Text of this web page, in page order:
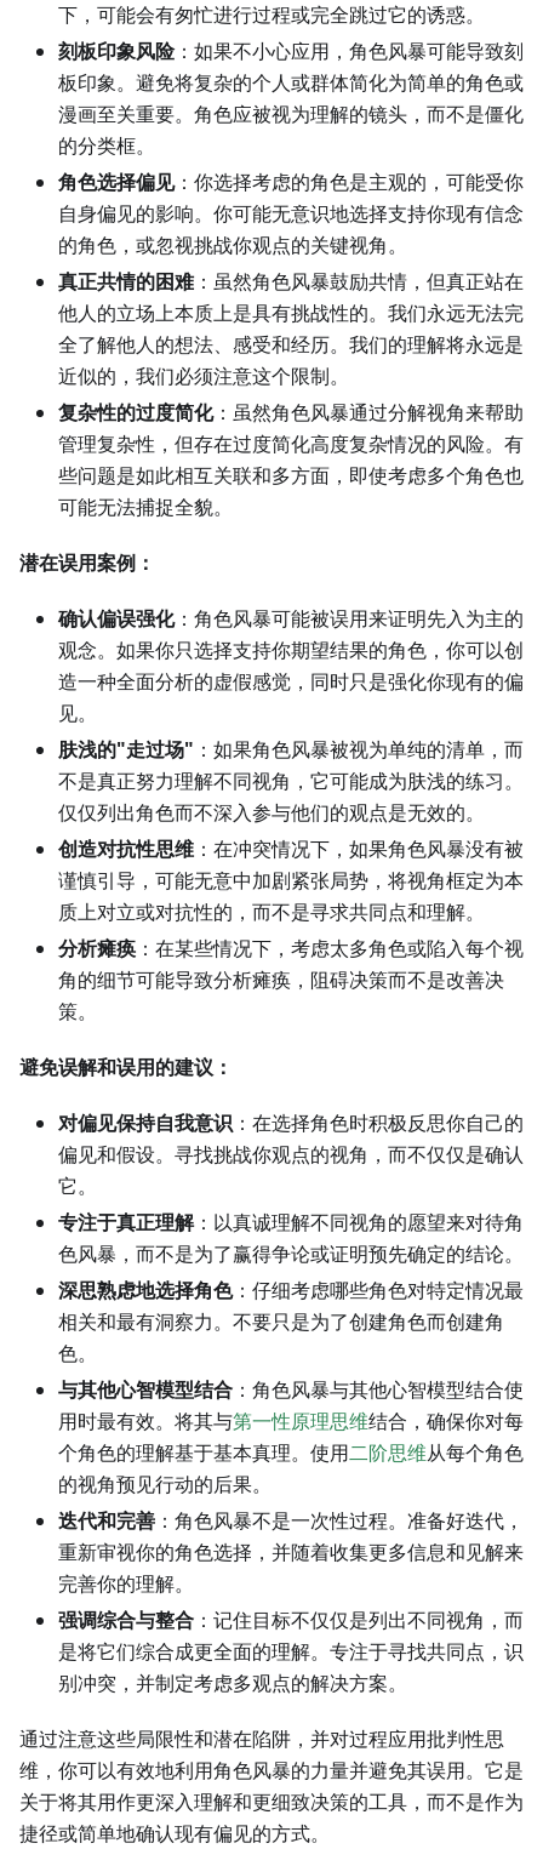
下，可能会有匆忙进行过程或完全跳过它的诱惑。
刻板印象风险：如果不小心应用，角色风暴可能导致刻
板印象。避免将复杂的个人或群体简化为简单的角色或
漫画至关重要。角色应被视为理解的镜头，而不是僵化
的分类框。
角色选择偏见：你选择考虑的角色是主观的，可能受你
自身偏见的影响。你可能无意识地选择支持你现有信念
的角色，或忽视挑战你观点的关键视角。
真正共情的困难：虽然角色风暴鼓励共情，但真正站在
他人的立场上本质上是具有挑战性的。我们永远无法完
全了解他人的想法、感受和经历。我们的理解将永远是
近似的，我们必须注意这个限制。
复杂性的过度简化：虽然角色风暴通过分解视角来帮助
管理复杂性，但存在过度简化高度复杂情况的风险。有
些问题是如此相互关联和多方面，即使考虑多个角色也
可能无法捕捉全貌。
潜在误用案例：
确认偏误强化：角色风暴可能被误用来证明先入为主的
观念。如果你只选择支持你期望结果的角色，你可以创
造一种全面分析的虚假感觉，同时只是强化你现有的偏
见。
肤浅的"走过场" ：如果角色风暴被视为单纯的清单，而
不是真正努力理解不同视角，它可能成为肤浅的练习。
仅仅列出角色而不深入参与他们的观点是无效的。
创造对抗性思维 ：在冲突情况下，如果角色风暴没有被
谨慎引导，可能无意中加剧紧张局势，将视角框定为本
质上对立或对抗性的，而不是寻求共同点和理解。
分析瘫痪 ：在某些情况下，考虑太多角色或陷入每个视
角的细节可能导致分析瘫痪，阻碍决策而不是改善决
策。
避免误解和误用的建议：
对偏见保持自我意识 ：在选择角色时积极反思你自己的
偏见和假设。寻找挑战你观点的视角，而不仅仅是确认
它。
专注于真正理解：以真诚理解不同视角的愿望来对待角
色风暴，而不是为了赢得争论或证明预先确定的结论。
深思熟虑地选择角色：仔细考虑哪些角色对特定情况最
相关和最有洞察力。不要只是为了创建角色而创建角
色。
与其他心智模型结合 ：角色风暴与其他心智模型结合使
用时最有效。将其与第一性原理思维结合，确保你对每
个角色的理解基于基本真理。使用二阶思维从每个角色
的视角预见行动的后果。
迭代和完善 ：角色风暴不是一次性过程。准备好迭代，
重新审视你的角色选择，并随着收集更多信息和见解来
完善你的理解。
强调综合与整合 ：记住目标不仅仅是列出不同视角，而
是将它们综合成更全面的理解。专注于寻找共同点，识
别冲突，并制定考虑多观点的解决方案。
通过注意这些局限性和潜在陷阱，并对过程应用批判性思
维，你可以有效地利用角色风暴的力量并避免其误用。它是
关于将其用作更深入理解和更细致决策的工具，而不是作为
捷径或简单地确认现有偏见的方式。